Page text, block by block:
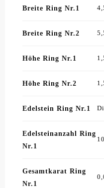
Breite Ring Nr.1
Breite Ring Nr.2
Höhe Ring Nr.1
Höhe Ring Nr.2
Edelstein Ring Nr.1
Edelsteinanzahl Ring
Nr.1
10
Gesamtkarat Ring
Nr.1